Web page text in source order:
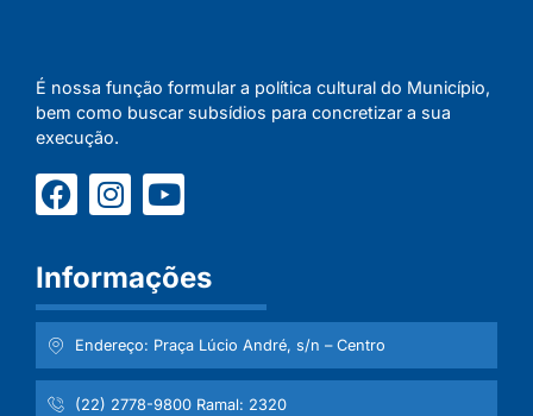
É nossa função formular a política cultural do Município,
bem como buscar subsídios para concretizar a sua
execução.
Informações
Endereço: Praça Lúcio André, s/n – Centro
(22) 2778-9800 Ramal: 2320